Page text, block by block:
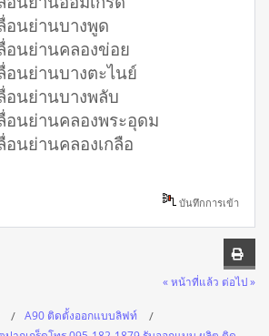
อนย่านบางพูด
อนย่านคลองข่อย
นย่านบางตะไนย์
อนย่านบางพลับ
อนย่านคลองพระอุดม
นย่านคลองเกลือ
บันทึกการเข้า
« หน้าที่แล้ว ต่อไป »
A90 ติดตั้งออกแบบลิฟท์